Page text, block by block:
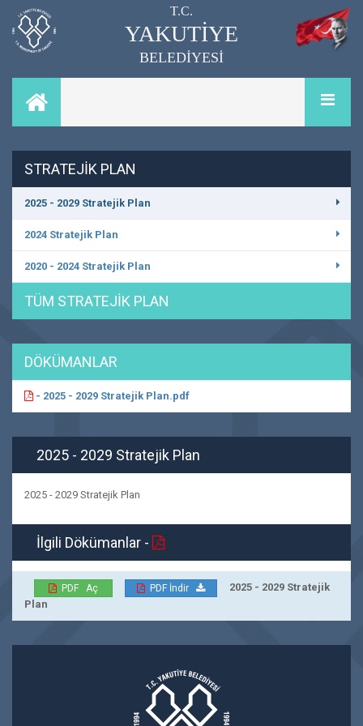
T.C.
YAKUTİYE
BELEDİYESİ
STRATEJİK PLAN
2025 - 2029 Stratejik Plan
2024 Stratejik Plan
2020 - 2024 Stratejik Plan
TÜM STRATEJİK PLAN
DÖKÜMANLAR
- 2025 - 2029 Stratejik Plan.pdf
2025 - 2029 Stratejik Plan
2025 - 2029 Stratejik Plan
İlgili Dökümanlar -
PDF Aç PDF İndir
2025 - 2029 Stratejik
Plan